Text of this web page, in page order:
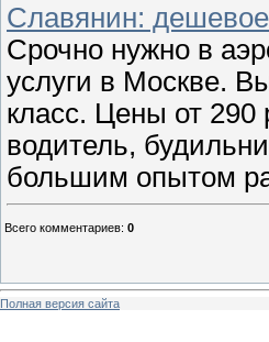
Славянин: дешевое
Срочно нужно в
услуги в Москве.
класс. Цены от 290
водитель,
большим опытом
Всего комментариев: 0
Полная версия сайта